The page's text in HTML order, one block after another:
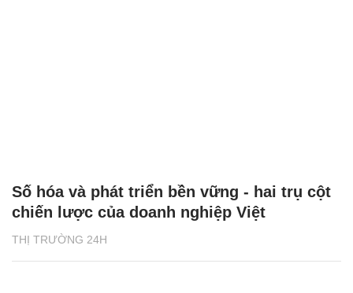
THỊ TRƯỜNG 24H
Số hóa và phát triển bền vững - hai trụ cột
chiến lược của doanh nghiệp Việt